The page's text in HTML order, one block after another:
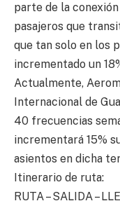
parte de la
pasajeros que
que tan solo en los
incrementado un
Actualmente,
Internacional de
40 frecuencias
incrementará 15%
asientos en dicha
Itinerario de ruta:
RUTA – SALIDA –